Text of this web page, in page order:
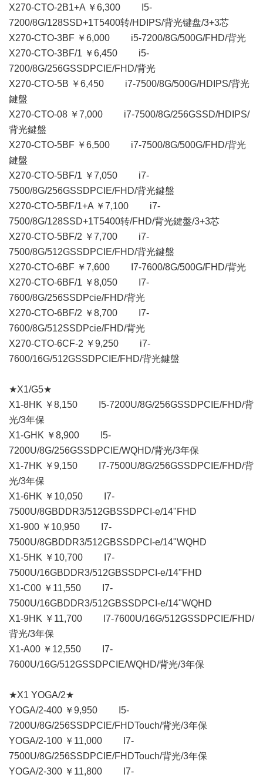
X270-CTO-2B1+A ￥6,300 I5-
7200/8G/128SSD+1T5400转/HDIPS/背光键盘/3+3芯
X270-CTO-3BF ￥6,000 i5-7200/8G/500G/FHD/背光
X270-CTO-3BF/1 ￥6,450 i5-
7200/8G/256GSSDPCIE/FHD/背光
X270-CTO-5B ￥6,450 i7-7500/8G/500G/HDIPS/背光
鍵盤
X270-CTO-08 ￥7,000 i7-7500/8G/256GSSD/HDIPS/
背光鍵盤
X270-CTO-5BF ￥6,500 i7-7500/8G/500G/FHD/背光
鍵盤
X270-CTO-5BF/1 ￥7,050 i7-
7500/8G/256GSSDPCIE/FHD/背光鍵盤
X270-CTO-5BF/1+A ￥7,100 i7-
7500/8G/128SSD+1T5400转/FHD/背光鍵盤/3+3芯
X270-CTO-5BF/2 ￥7,700 i7-
7500/8G/512GSSDPCIE/FHD/背光鍵盤
X270-CTO-6BF ￥7,600 I7-7600/8G/500G/FHD/背光
X270-CTO-6BF/1 ￥8,050 I7-
7600/8G/256SSDPcie/FHD/背光
X270-CTO-6BF/2 ￥8,700 I7-
7600/8G/512SSDPcie/FHD/背光
X270-CTO-6CF-2 ￥9,250 i7-
7600/16G/512GSSDPCIE/FHD/背光鍵盤
★X1/G5★
X1-8HK ￥8,150 I5-7200U/8G/256GSSDPCIE/FHD/背
光/3年保
X1-GHK ￥8,900 I5-
7200U/8G/256GSSDPCIE/WQHD/背光/3年保
X1-7HK ￥9,150 I7-7500U/8G/256GSSDPCIE/FHD/背
光/3年保
X1-6HK ￥10,050 I7-
7500U/8GBDDR3/512GBSSDPCI-e/14"FHD
X1-900 ￥10,950 I7-
7500U/8GBDDR3/512GBSSDPCI-e/14"WQHD
X1-5HK ￥10,700 I7-
7500U/16GBDDR3/512GBSSDPCI-e/14"FHD
X1-C00 ￥11,550 I7-
7500U/16GBDDR3/512GBSSDPCI-e/14"WQHD
X1-9HK ￥11,700 I7-7600U/16G/512GSSDPCIE/FHD/
背光/3年保
X1-A00 ￥12,550 I7-
7600U/16G/512GSSDPCIE/WQHD/背光/3年保
★X1 YOGA/2★
YOGA/2-400 ￥9,950 I5-
7200U/8G/256SSDPCIE/FHDTouch/背光/3年保
YOGA/2-100 ￥11,000 I7-
7500U/8G/256SSDPCIE/FHDTouch/背光/3年保
YOGA/2-300 ￥11,800 I7-